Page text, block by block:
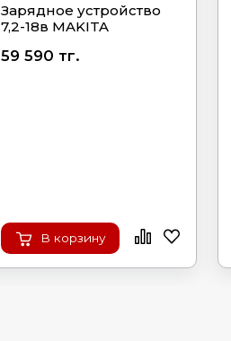
Зарядное устройство
7,2-18в MAKITA
59 590 тг.
В корзину